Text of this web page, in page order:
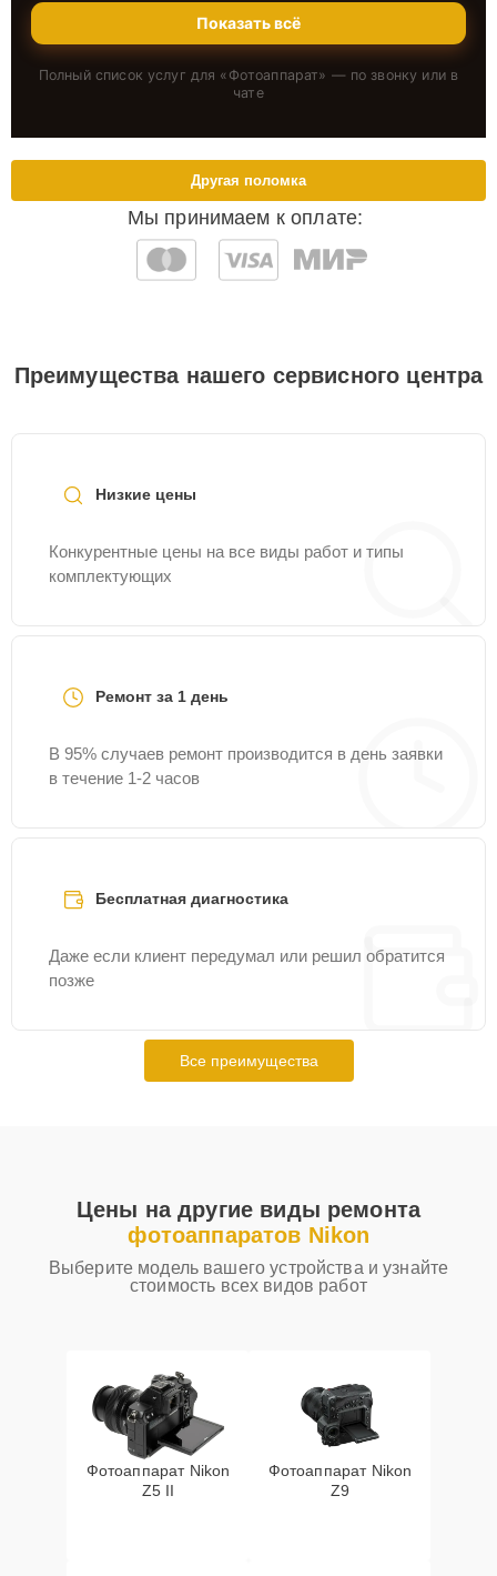
Показать всё
Полный список услуг для « Фотоаппарат» — по звонку или в
чате
Мы принимаем к оплате:
Другая поломка
Преимущества нашего сервисного центра
Низкие цены
Конкурентные цены на все виды работ и типы
комплектующих
Ремонт за 1 день
В 95% случаев ремонт производится в день заявки
в течение 1-2 часов
Бесплатная диагностика
Даже если клиент передумал или решил обратится
позже
Все преимущества
Цены на другие виды ремонта
фотоаппаратов Nikon
Выберите модель вашего устройства и узнайте
стоимость всех видов работ
Фотоаппарат Nikon
Z5 II
Фотоаппарат Nikon
Z9